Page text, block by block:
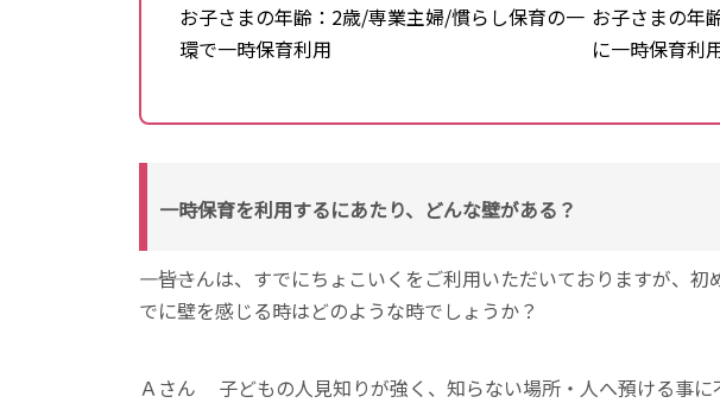
お子さまの年齢：2歳/専業主婦/慣らし保育の一
環で一時保育利用
お子さまの年
に一時保育利
一時保育を利用するにあたり、どんな壁がある？
――――皆さんは、すでにちょこいくをご利用いただいておりますが
でに壁を感じる時はどのような時でしょうか？
Ａさん
子どもの人見知りが強く、知らない場所・人へ預ける事